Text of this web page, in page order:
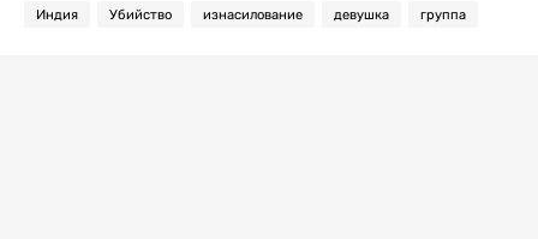
Индия Убийство изнасилование девушка группа